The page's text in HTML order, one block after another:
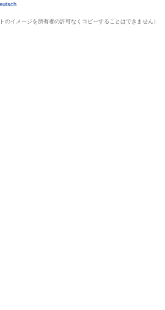
イメージを所有者の許可なくコピーすることはできません）